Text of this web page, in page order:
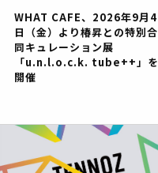
WHAT CAFE、2026年9月4
日（金）より椿昇との特別合
同キュレーション展
「u.n.l.o.c.k. tube++」を
開催